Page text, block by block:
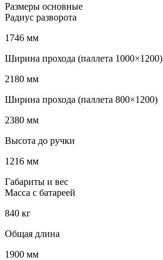
Размеры основные
Радиус разворота
1746 мм
Ширина прохода (паллета 1000×1200)
2180 мм
Ширина прохода (паллета 800×1200)
2380 мм
Высота до ручки
1216 мм
Габариты и вес
Масса с батареей
840 кг
Общая длина
1900 мм